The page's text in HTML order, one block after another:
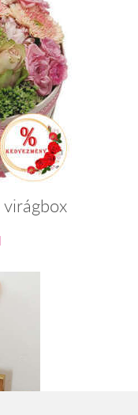
virágbox